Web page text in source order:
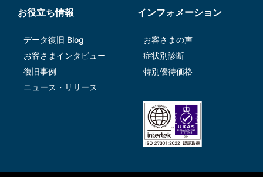
お役立ち情報
データ復旧 Blog
お客さまインタビュー
復旧事例
ニュース・リリース
インフォメーション
お客さまの声
症状別診断
特別優待価格